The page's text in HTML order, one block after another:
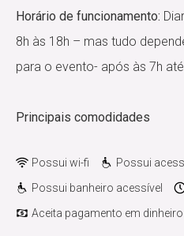
Horário de funcionamento:
8h às 18h – mas tudo
para o evento- após às 7h
Principais comodidades
Possui wi-fi
Possui
Possui banheiro acessível
Aceita pagamento em dinheiro